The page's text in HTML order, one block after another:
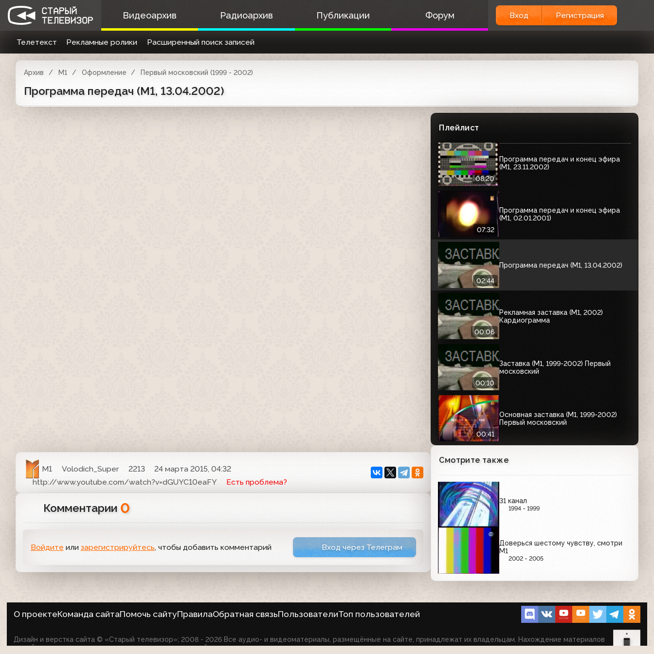
Видеоархив Радиоархив Публикации Форум Вход Регистрация
Телетекст Рекламные ролики Расширенный поиск записей
Архив М1 Оформление Первый московский (1999 - 2002)
Программа передач (М1, 13.04.2002)
М1 Volodich_Super 2213
24 марта 2015, 04:32
http://www.youtube.com/watch?v=dGUYC10eaFY
Есть проблема?
Комментарии 0
Войдите или зарегистрируйтесь, чтобы добавить комментарий Вход через Телеграм
Плейлист
Реклама, программа передач и конец
эфира (М1, 16.02.2002)
Заставка (М1, 1999-2002)
05:05
Программа передач и конец эфира
(М1, 17.11.2000)
08:20
Программа передач и конец эфира
(М1, 23.11.2002)
07:32
Программа передач и конец эфира
(М1, 02.01.2001)
02:44
Программа передач (М1, 13.04.2002)
00:06
Рекламная заставка (М1, 2002)
Кардиограмма
00:10
Заставка (М1, 1999-2002) Первый
московский
00:41
Основная заставка (М1, 1999-2002)
Первый московский
Смотрите также
31 канал
1994 - 1999
Доверься шестому чувству, смотри
М1
2002 - 2005
О проектеКоманда сайтаПомочь сайтуПравилаОбратная связьПользователиТоп пользователей
Дизайн и верстка сайта © «Старый телевизор»; 2008 - 2026 Все аудио- и видеоматериалы, размещённые на сайте, принадлежат их владельцам. Нахождение материалов
на сайте не оспаривает авторские права их создателей.